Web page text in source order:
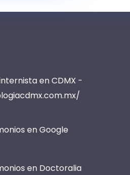
en Google
en Doctoralia